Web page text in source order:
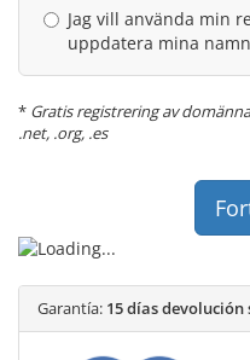
Jag vill använda min
uppdatera mina
* Gratis registrering av
.net, .org, .es
Garantía: 15 días